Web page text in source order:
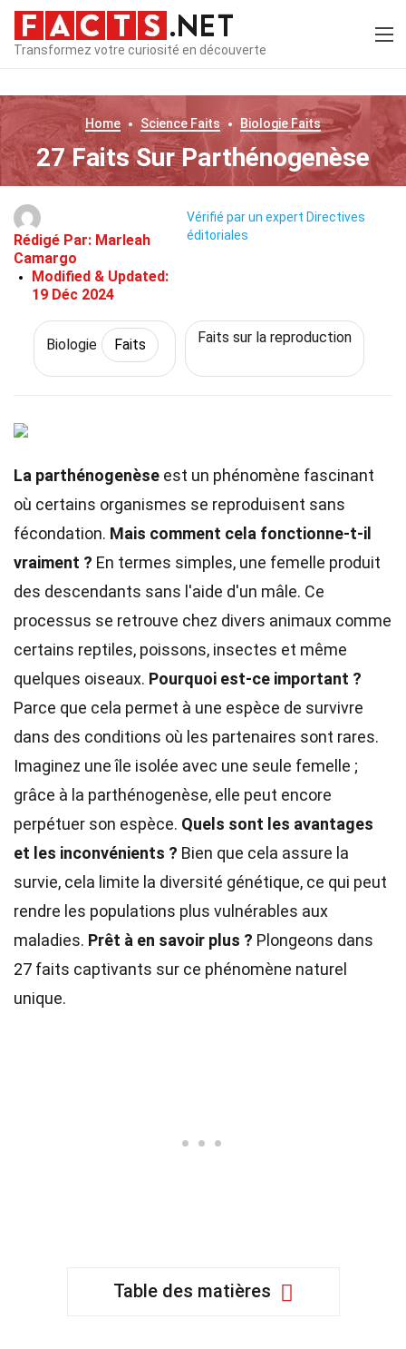
Transformez votre curiosité en découverte
Home Science Faits Biologie Faits
27 Faits Sur Parthénogenèse
Rédigé Par: Marleah
Camargo
Modified & Updated:
19 Déc 2024
Vérifié par un expert Directives
éditoriales
Biologie Faits Faits sur la reproduction
La parthénogenèse est un phénomène fascinant
où certains organismes se reproduisent sans
fécondation. Mais comment cela fonctionne-t-il
vraiment ? En termes simples, une femelle produit
des descendants sans l'aide d'un mâle. Ce
processus se retrouve chez divers animaux comme
certains reptiles, poissons, insectes et même
quelques oiseaux. Pourquoi est-ce important ?
Parce que cela permet à une espèce de survivre
dans des conditions où les partenaires sont rares.
Imaginez une île isolée avec une seule femelle ;
grâce à la parthénogenèse, elle peut encore
perpétuer son espèce. Quels sont les avantages
et les inconvénients ? Bien que cela assure la
survie, cela limite la diversité génétique, ce qui peut
rendre les populations plus vulnérables aux
maladies. Prêt à en savoir plus ? Plongeons dans
27 faits captivants sur ce phénomène naturel
unique.
Table des matières